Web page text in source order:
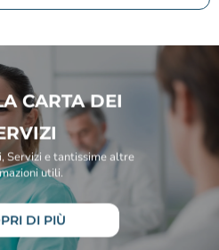
CARTA DEI
Servizi e tantissime altre
utili.
DI PIÙ